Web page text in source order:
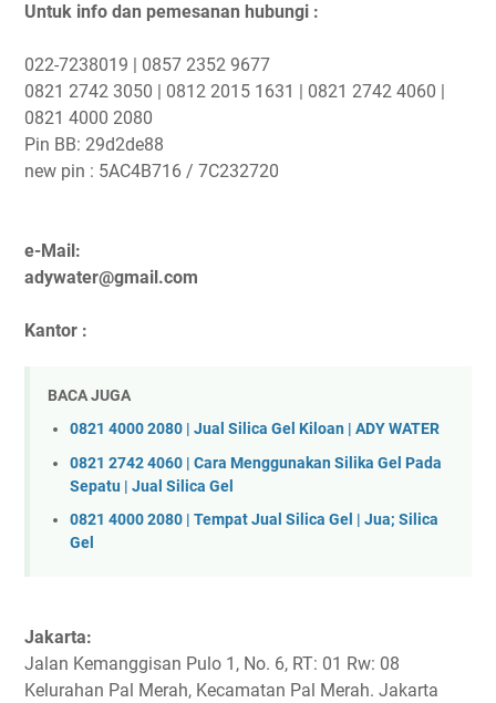
Untuk info dan pemesanan hubungi :
022-7238019 | 0857 2352 9677
0821 2742 3050 | 0812 2015 1631 | 0821 2742 4060 |
0821 4000 2080
Pin BB: 29d2de88
new pin : 5AC4B716 / 7C232720
e-Mail:
adywater@gmail.com
Kantor :
BACA JUGA
0821 4000 2080 | Jual Silica Gel Kiloan | ADY WATER
0821 2742 4060 | Cara Menggunakan Silika Gel Pada
Sepatu | Jual Silica Gel
0821 4000 2080 | Tempat Jual Silica Gel | Jua; Silica
Gel
Jakarta:
Jalan Kemanggisan Pulo 1, No. 6, RT: 01 Rw: 08
Kelurahan Pal Merah, Kecamatan Pal Merah. Jakarta